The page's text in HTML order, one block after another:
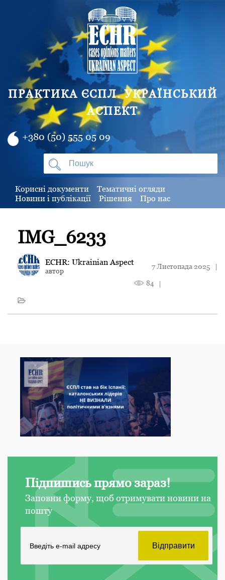
ПРАКТИКА ЄСПЛ. УКРАЇНСЬКИЙ
АСПЕКТ
+380 (50) 555 05 09
Корисні документи
Тематичні огляди
Новини і публікації
Рішення Про нас
IMG_6233
ECHR: Ukrainian Aspect
автор
7 Листопада 2025 |
84 |
Підпишись прямо зараз!
Заповни форму, щоб отримувати новини на
пошту